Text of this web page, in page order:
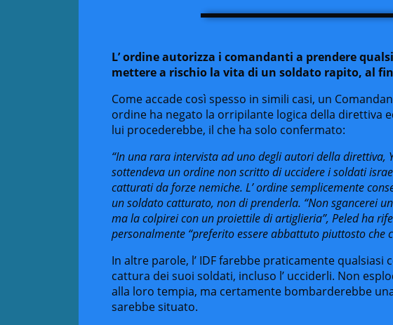
L’ ordine autorizza i comandanti a prendere
mettere a rischio la vita di un soldato rapito, al
Come accade così spesso in simili casi, un
ordine ha negato la orripilante logica della direttiva
lui procederebbe, il che ha solo confermato:
“In una rara intervista ad uno degli autori della direttiva,
sottendeva un ordine non scritto di uccidere i soldati
catturati da forze nemiche. L’ ordine semplicemente
un soldato catturato, non di prenderla. “Non sgancerei
ma la colpirei con un proiettile di artiglieria”, Peled ha
personalmente “preferito essere abbattuto piuttosto che
In altre parole, l’ IDF farebbe praticamente
cattura dei suoi soldati, incluso l’ ucciderli. Non
alla loro tempia, ma certamente bombarderebbe
sarebbe situato.